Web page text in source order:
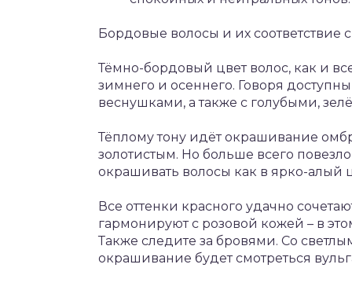
Бордовые волосы и их соответствие
Тёмно-бордовый цвет волос, как и
зимнего и осеннего. Говоря
веснушками, а также с голубыми,
Тёплому тону идёт окрашивание
золотистым. Но больше всего
окрашивать волосы как в ярко-алый
Все оттенки красного удачно
гармонируют с розовой кожей – в
Также следите за бровями. Со
окрашивание будет смотреться